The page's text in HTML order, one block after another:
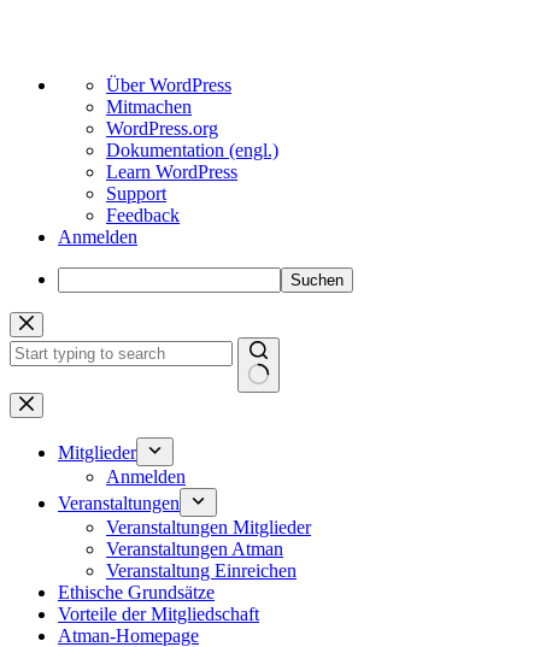
Über
WordPress
Über WordPress
Mitmachen
WordPress.org
Dokumentation (engl.)
Learn WordPress
Support
Feedback
Anmelden
Suchen
Zum
Inhalt
springen
Keine
Ergebnisse
Mitglieder
Anmelden
Veranstaltungen
Veranstaltungen Mitglieder
Veranstaltungen Atman
Veranstaltung Einreichen
Ethische Grundsätze
Vorteile der Mitgliedschaft
Atman-Homepage